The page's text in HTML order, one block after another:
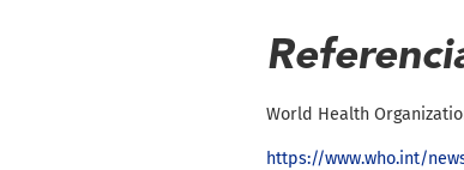
World Health
https://www.who.int/